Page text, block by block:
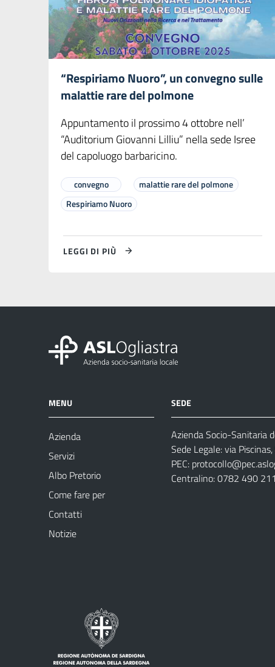
“Respiriamo Nuoro”, un convegno sulle
malattie rare del polmone
Appuntamento il prossimo 4 ottobre nell’
“Auditorium Giovanni Lilliu” nella sede Isree
del capoluogo barbaricino.
convegno
malattie rare del polmone
Respiriamo Nuoro
LEGGI DI PIÙ
MENU
Azienda
Servizi
Albo Pretorio
Come fare per
Contatti
Notizie
SEDE
Azienda Socio-Sanitaria
Sede Legale: via
PEC:
Centralino: 0782 490 211